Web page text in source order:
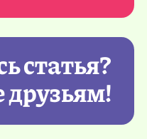
статья?